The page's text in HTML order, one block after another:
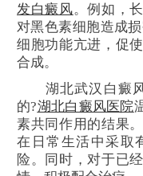
发白癜风。例如，
对黑色素细胞造成
细胞功能亢进，促
合成。
湖北武汉白癜风
的?湖北白癜风医院
素共同作用的结果
在日常生活中采取
险。同时，对于已